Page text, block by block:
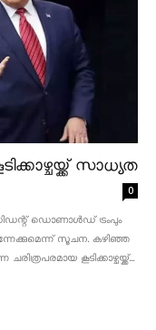
സാധ്യത
0
ഡൊണാൾഡ് ട്രംപും
സൂചന. കഴിഞ്ഞ
കൂടിക്കാഴ്ചയ്ക്ക്...